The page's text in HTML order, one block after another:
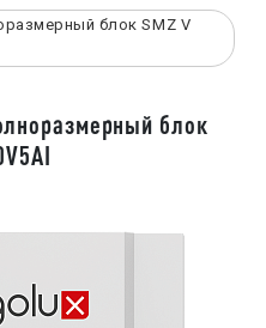
блок SMZ V
блок